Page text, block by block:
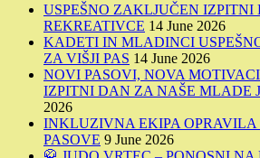
USPEŠNO ZAKLJUČEN
REKREATIVCE 14 June 2026
KADETI IN MLADINCI
ZA VIŠJI PAS 14 June 2026
NOVI PASOVI, NOVA
IZPITNI DAN ZA NAŠE MLADE
2026
INKLUZIVNA EKIPA OPRAVILA
PASOVE 9 June 2026